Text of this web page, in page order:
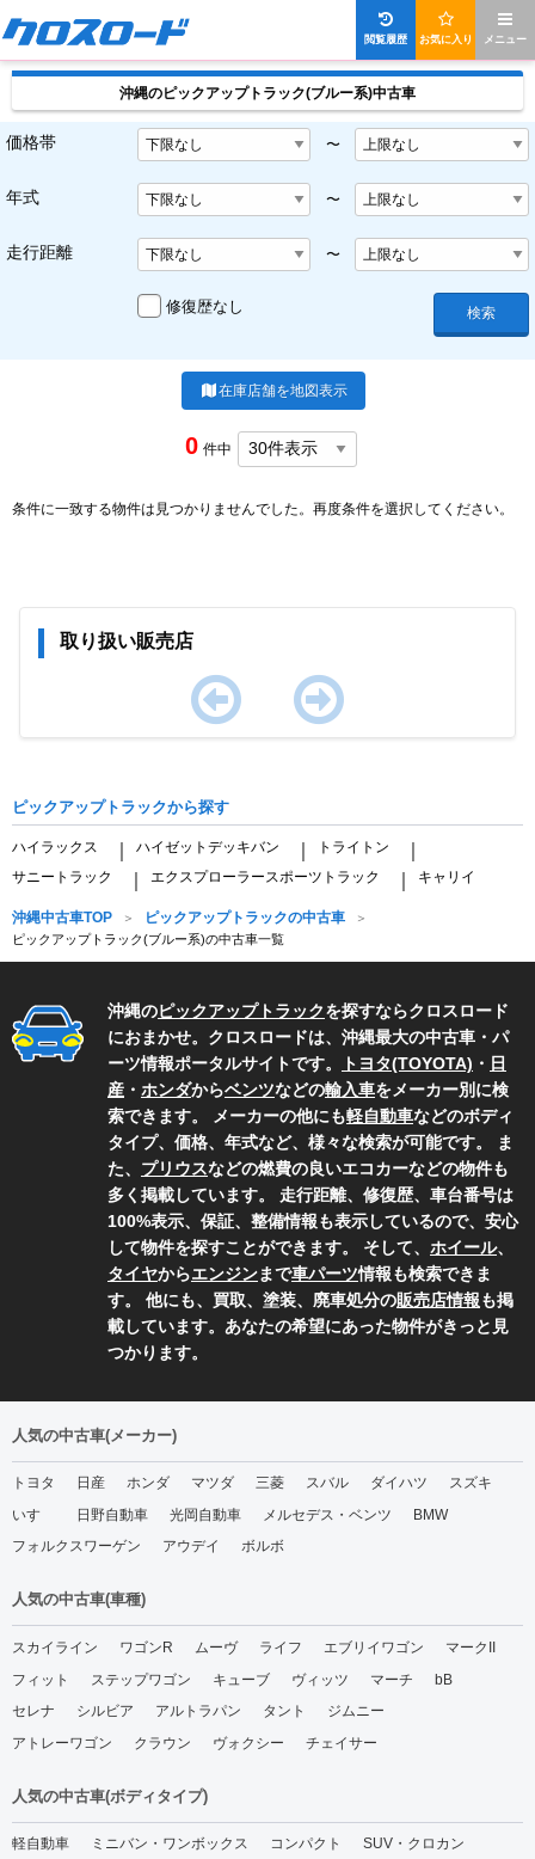
メニュー
お気に入り
閲覧履歴
沖縄のピックアップトラック(ブルー系)中古車
価格帯 〜
年式 〜
走行距離 〜
修復歴なし 検索
在庫店舗を地図表示
0 件中
条件に一致する物件は見つかりませんでした。再度条件を選択してください。
取り扱い販売店
0
ピックアップトラックから探す
ハイラックス ハイゼットデッキバン トライトン
サニートラック エクスプローラースポーツトラック キャリイ
沖縄中古車TOP ピックアップトラックの中古車
ピックアップトラック(ブルー系)の中古車一覧
沖縄のピックアップトラックを探すならクロスロード
におまかせ。クロスロードは、沖縄最大の中古車・パ
ーツ情報ポータルサイトです。
トヨタ(TOYOTA) ・ 日
産 ・ ホンダからベンツなどの輸入車をメーカー別に検
索できます。 メーカーの他にも軽自動車などのボディ
タイプ、価格、年式など、様々な検索が可能です。 ま
た、 プリウスなどの燃費の良いエコカーなどの物件も
多く掲載しています。 走行距離、修復歴、車台番号は
100%表示、保証、整備情報も表示しているので、安心
して物件を探すことができます。 そして、 ホイール、
タイヤからエンジンまで車パーツ情報も検索できま
す。 他にも、買取、塗装、廃車処分の販売店情報も掲
載しています。あなたの希望にあった物件がきっと見
つかります。
人気の中古車(メーカー)
トヨタ 日産 ホンダ マツダ 三菱 スバル ダイハツ
スズキ
いすゞ
日野自動車 光岡自動車 メルセデス・ベンツ
BMW
フォルクスワーゲン
アウデイ ボルボ
人気の中古車(車種)
スカイライン ワゴンR ムーヴ ライフ エブリイワゴン
マークII
フィット
ステップワゴン キューブ ヴィッツ マーチ
bB
セレナ
シルビア アルトラパン タント
ジムニー
アトレーワゴン
クラウン ヴォクシー チェイサー
人気の中古車(ボディタイプ)
軽自動車 ミニバン・ワンボックス コンパクト
SUV・クロカン